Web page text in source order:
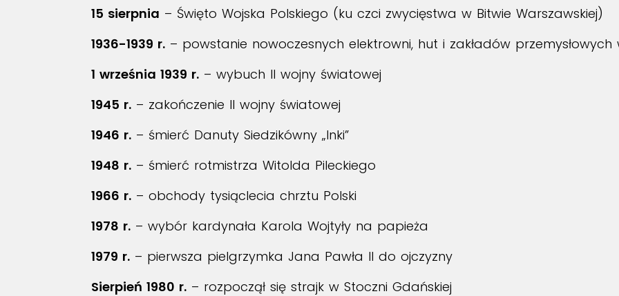
15 sierpnia – Święto Wojska Polskiego (ku czci zwycięstwa w Bitwie Warszawskiej)
1936-1939 r. – powstanie nowoczesnych elektrowni, hut i zakładów przemysłowych
1 września 1939 r. – wybuch II wojny światowej
1945 r. – zakończenie II wojny światowej
1946 r. – śmierć Danuty Siedzikówny „Inki”
1948 r. – śmierć rotmistrza Witolda Pileckiego
1966 r. – obchody tysiąclecia chrztu Polski
1978 r. – wybór kardynała Karola Wojtyły na papieża
1979 r. – pierwsza pielgrzymka Jana Pawła II do ojczyzny
Sierpień 1980 r. – rozpoczął się strajk w Stoczni Gdańskiej